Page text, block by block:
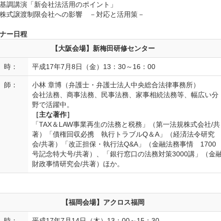
調講演「新会社法活用のポイント」
式譲渡制限会社への影響 －対応と活用策－
ー日程
【大阪会場】新梅田研修センター
： 平成17年7月8日（金）13：30～16：00
：
小林 章博（弁護士・弁護士法人中央総合法律事務所）
会社法務、商事法務、民事法務、家事相続法務等、幅広い分
野で活躍中。
［主な著作］
「TAX＆LAW事業再生の法務と税務」（第一法規株式会社/共
著）「債権回収必携 執行トラブルQ＆A」（経済法令研究
会/共著）「改正担保・執行法Q&A」（金融法務事情 1700
号記念特大号/共著）、「銀行窓口の法務対策3000講」（金
財政事情研究会/共著）ほか。
【福岡会場】アクロス福岡